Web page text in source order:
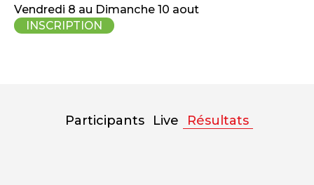
Vendredi 8 au Dimanche 10 aout
INSCRIPTION
Participants Live Résultats